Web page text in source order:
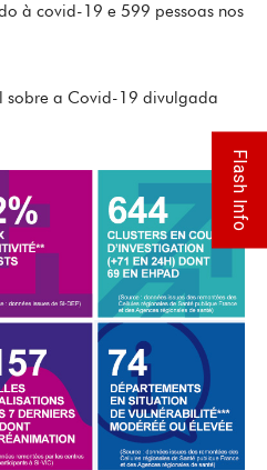
à covid-19 e 599 pessoas nos
a Covid-19 divulgada
Flash Info